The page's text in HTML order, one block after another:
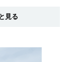
見る